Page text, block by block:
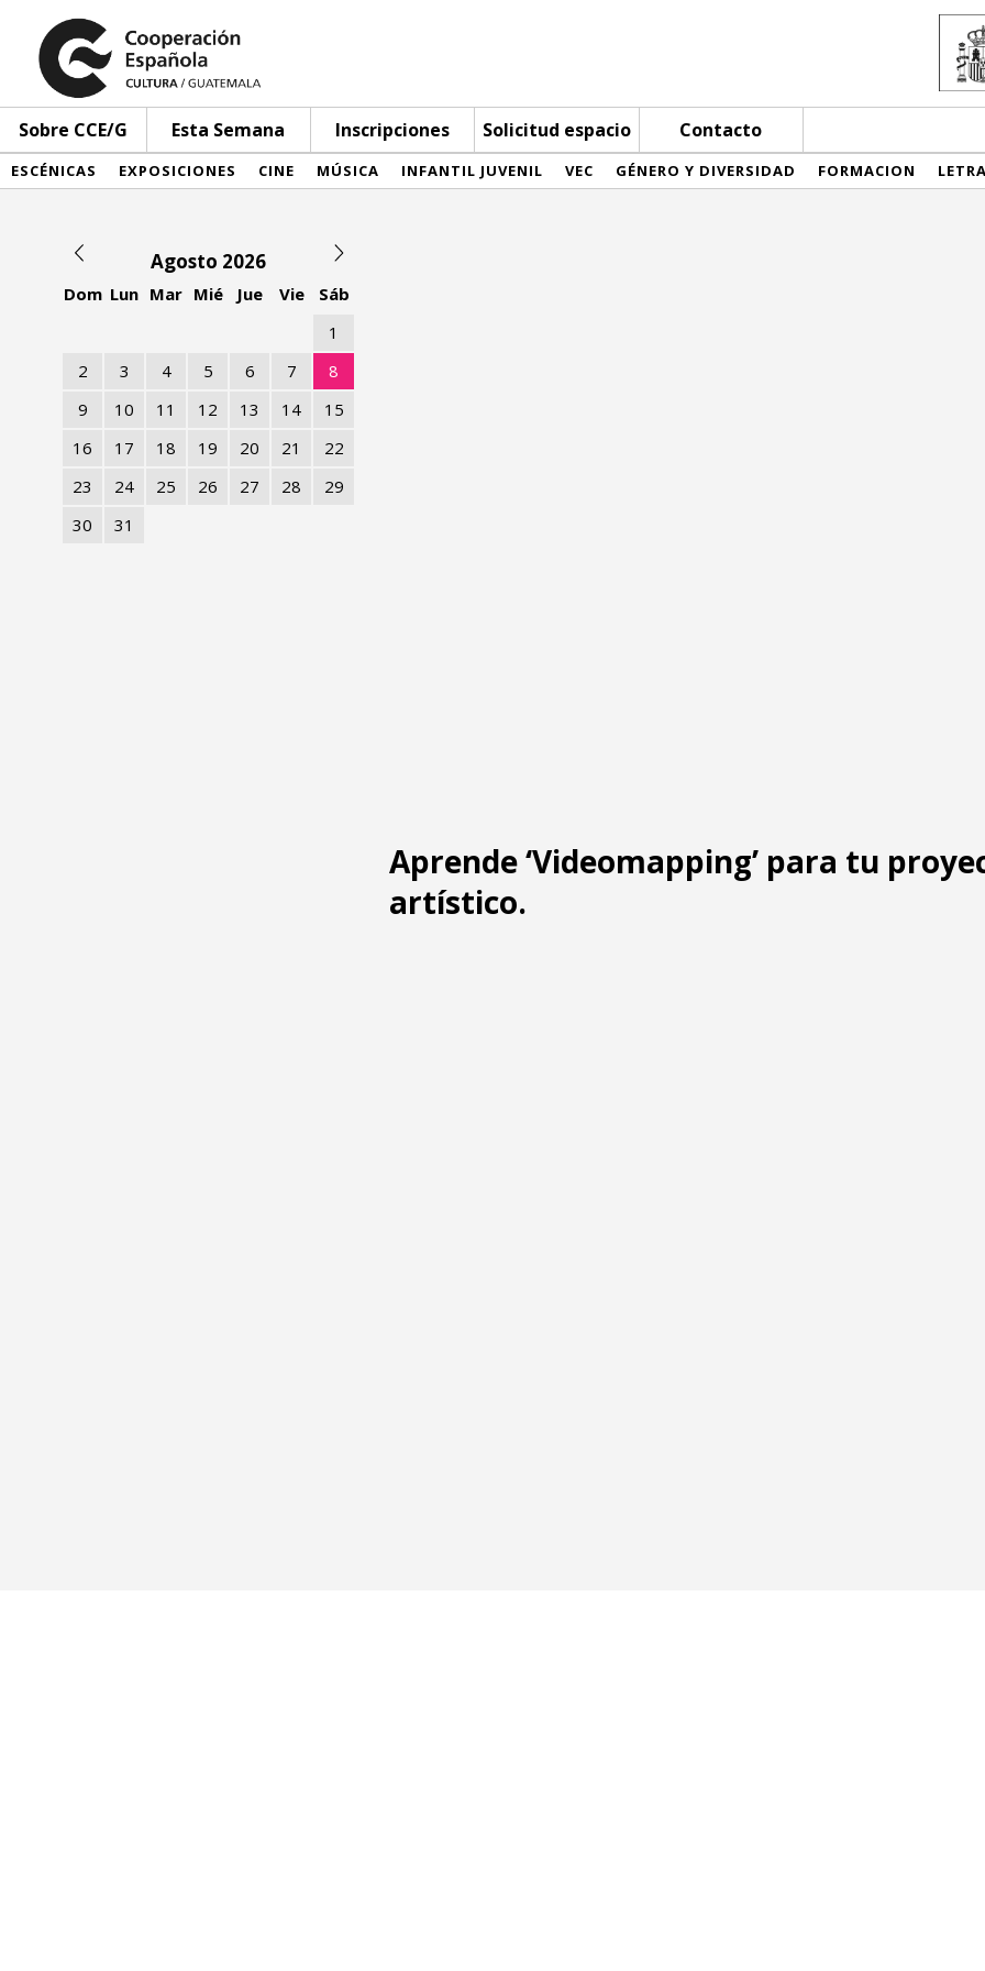
Sobre CCE/G Esta Semana Inscripciones Solicitud espacio Contacto
ESCÉNICAS EXPOSICIONES CINE MÚSICA INFANTIL JUVENIL VEC GÉNERO Y DIVERSIDAD FORMACION
Agosto 2026
Dom Lun Mar Mié Jue Vie
Sáb
1
2
3 4 5 6 7
8
9
10 11 12 13 14
15
16
17 18 19 20 21
22
23
24 25 26 27 28
29
30
31
Aprende ‘Videomapping’ para tu
artístico.